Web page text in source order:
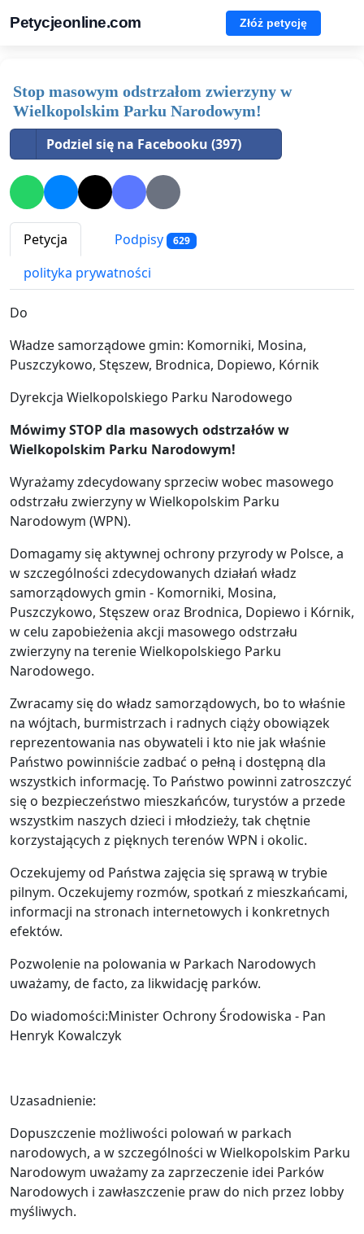
Petycjeonline.com Złóż petycję
Stop masowym odstrzałom zwierzyny w
Wielkopolskim Parku Narodowym!
Podziel się na Facebooku (397)
Petycja Podpisy 629
polityka prywatności
Do
Władze samorządowe gmin: Komorniki, Mosina,
Puszczykowo, Stęszew, Brodnica, Dopiewo, Kórnik
Dyrekcja Wielkopolskiego Parku Narodowego
Mówimy STOP dla masowych odstrzałów w
Wielkopolskim Parku Narodowym!
Wyrażamy zdecydowany sprzeciw wobec masowego
odstrzału zwierzyny w Wielkopolskim Parku
Narodowym (WPN).
Domagamy się aktywnej ochrony przyrody w Polsce, a
w szczególności zdecydowanych działań władz
samorządowych gmin - Komorniki, Mosina,
Puszczykowo, Stęszew oraz Brodnica, Dopiewo i Kórnik,
w celu zapobieżenia akcji masowego odstrzału
zwierzyny na terenie Wielkopolskiego Parku
Narodowego.
Zwracamy się do władz samorządowych, bo to właśnie
na wójtach, burmistrzach i radnych ciąży obowiązek
reprezentowania nas obywateli i kto nie jak właśnie
Państwo powinniście zadbać o pełną i dostępną dla
wszystkich informację. To Państwo powinni zatroszczyć
się o bezpieczeństwo mieszkańców, turystów a przede
wszystkim naszych dzieci i młodzieży, tak chętnie
korzystających z pięknych terenów WPN i okolic.
Oczekujemy od Państwa zajęcia się sprawą w trybie
pilnym. Oczekujemy rozmów, spotkań z mieszkańcami,
informacji na stronach internetowych i konkretnych
efektów.
Pozwolenie na polowania w Parkach Narodowych
uważamy, de facto, za likwidację parków.
Do wiadomości:Minister Ochrony Środowiska - Pan
Henryk Kowalczyk
Uzasadnienie:
Dopuszczenie możliwości polowań w parkach
narodowych, a w szczególności w Wielkopolskim Parku
Narodowym uważamy za zaprzeczenie idei Parków
Narodowych i zawłaszczenie praw do nich przez lobby
myśliwych.